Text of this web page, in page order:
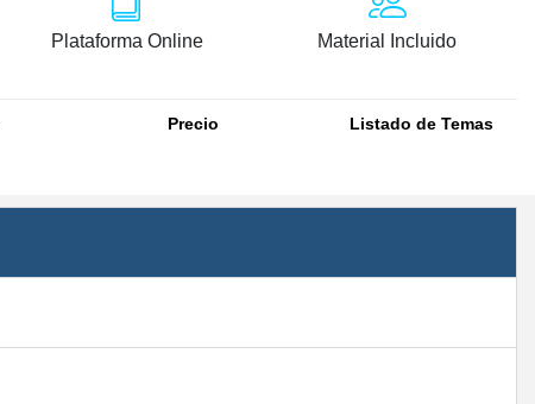
Plataforma Online Material Incluido
Precio Listado de Temas